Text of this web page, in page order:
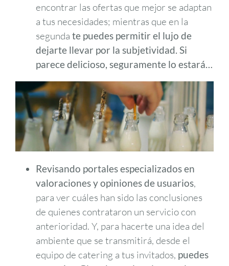
encontrar las ofertas que mejor se adaptan
a tus necesidades; mientras que en la
segunda te puedes permitir el lujo de
dejarte llevar por la subjetividad. Si
parece delicioso, seguramente lo estará…
Revisando portales especializados en
valoraciones y opiniones de usuarios,
para ver cuáles han sido las conclusiones
de quienes contrataron un servicio con
anterioridad. Y, para hacerte una idea del
ambiente que se transmitirá, desde el
equipo de catering a tus invitados, puedes